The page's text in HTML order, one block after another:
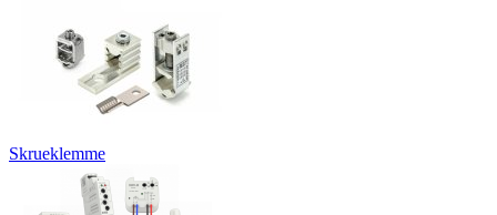
Skrueklemme